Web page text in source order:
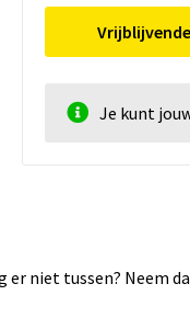
Je kunt
niet tussen? Neem